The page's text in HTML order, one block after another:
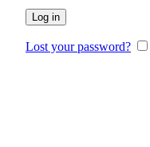
Log in
Lost your password?